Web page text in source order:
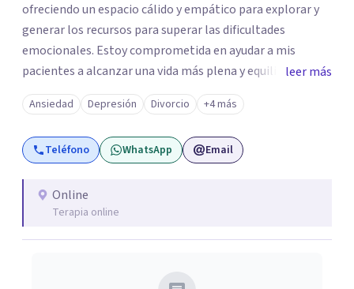
ofreciendo un espacio cálido y empático para explorar y
generar los recursos para superar las dificultades
emocionales. Estoy comprometida en ayudar a mis
pacientes a alcanzar una vida más plena y equilibrada. Si
estás atravesando una crisis y sentís que necesitás ayuda
o quisieras profundizar en tu autoconocimiento, te invito
a que me contactes para acompañarte en el proceso.
leer más
Ansiedad Depresión Divorcio +4 más
Teléfono WhatsApp Email
Online
Terapia online